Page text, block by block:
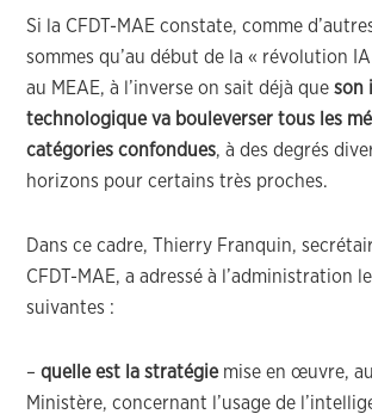
Si la CFDT-MAE constate, comme
sommes qu’au début de la « révolution
au MEAE, à l’inverse on sait déjà queson
technologique va bouleverser tous les
catégories confondues, à des degrés
horizons pour certains très proches.
Dans ce cadre, Thierry Franquin,
CFDT-MAE, a adressé à l’administration
suivantes :
–quelle est la stratégiemise en œuvre,
Ministère, concernant l’usage de